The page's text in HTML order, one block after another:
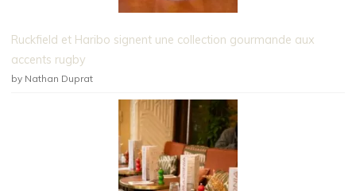
Ruckfield et Haribo signent une collection gourmande aux
accents rugby
by Nathan Duprat